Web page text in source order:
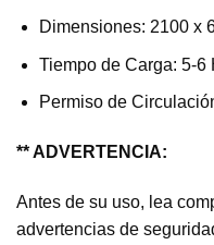
Dimensiones: 2100 x
Tiempo de Carga: 5-6
Permiso de
** ADVERTENCIA:
Antes de su uso, lea
advertencias de